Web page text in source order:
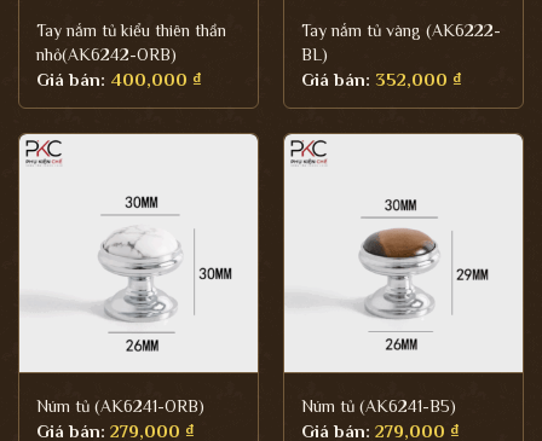
Tay nắm tủ kiểu thiên thần
nhỏ(AK6242-ORB)
Giá bán: 400,000 ₫
Tay nắm tủ vàng (AK6222-
BL)
Giá bán: 352,000 ₫
Núm tủ (AK6241-ORB)
Giá bán: 279,000 ₫
Núm tủ (AK6241-B5)
Giá bán: 279,000 ₫